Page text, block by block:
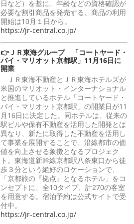
日など）を基に、年齢などの資格確認が
必要な割引商品を発売する。商品の利用
開始は10月１日から。
https://jr-central.co.jp/
👉ＪＲ東海グループ 「コートヤード・
バイ・マリオット京都駅」11月16日に
開業
ＪＲ東海不動産とＪＲ東海ホテルズが
米国のマリオット・インターナショナル
と推進しているホテル「コートヤード・
バイ・マリオット京都駅」の開業日が11
月16日に決定した。同ホテルは、従来の
駅ビルや保有不動産を活用した開発とは
異なり、新たに取得した不動産を活用し
て事業を展開することで、沿線都市の価
値を向上させる象徴となるプロジェク
ト。東海道新幹線京都駅八条東口から徒
歩３分という絶好のロケーションで、
「京都旅の『拠点』となるホテル」をコ
ンセプトに、全10タイプ、計270の客室
を用意する。宿泊予約は公式サイトで受
付中。
https://jr-central.co.jp/